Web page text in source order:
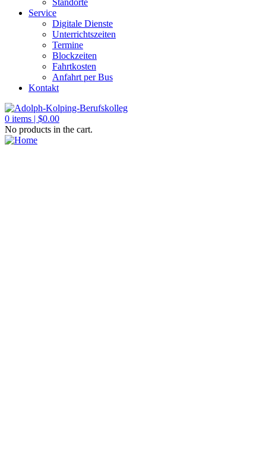
Standorte
Service
Digitale Dienste
Unterrichtszeiten
Termine
Blockzeiten
Fahrtkosten
Anfahrt per Bus
Kontakt
0 items | $0.00
No products in the cart.